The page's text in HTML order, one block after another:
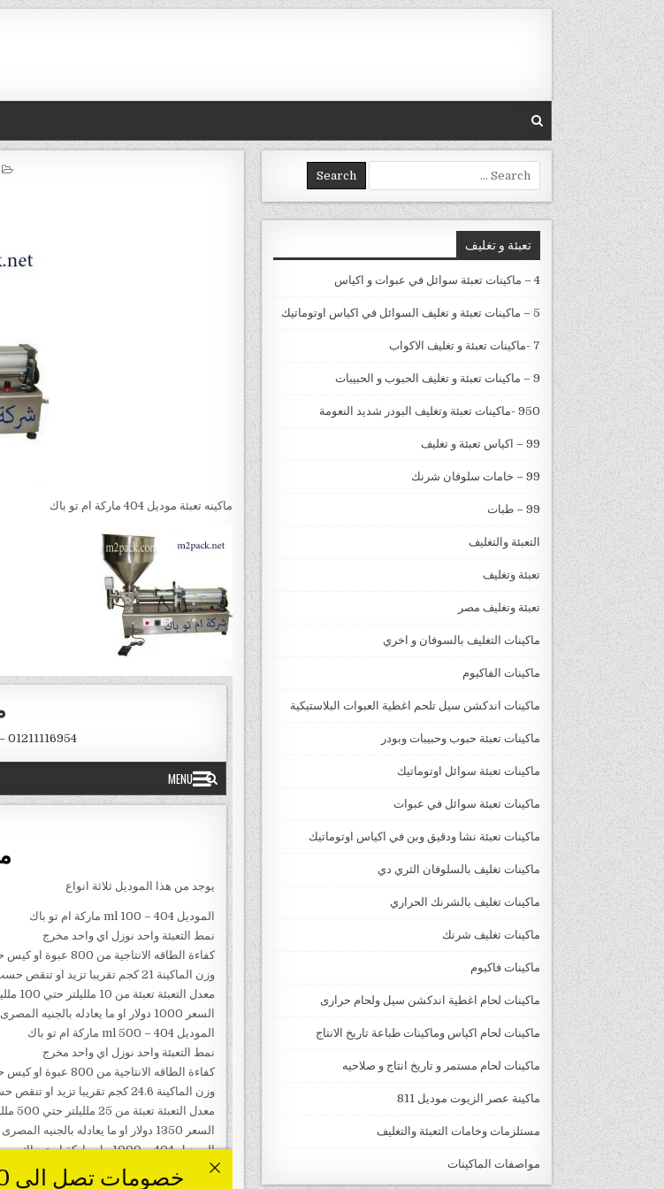
Skip to content
ماكينه تعبئة موديل 404 ماركة ام تو باك
Search for:
تعبئة و تغليف
4 – ماكينات تعبئة سوائل في عبوات و اكياس
5 – ماكينات تعبئة و تغليف السوائل في اكياس اوتوماتيك
7 -ماكينات تعبئة و تغليف الاكواب
9 – ماكينات تعبئة و تغليف الحبوب و الحبيبات
950 -ماكينات تعبئة وتغليف البودر شديد النعومة
99 – اكياس تعبئة و تغليف
99 – خامات سلوفان شرنك
99 – طبات
التعبئة والتغليف
تعبئة وتغليف
تعبئة وتغليف مصر
ماكينات التغليف بالسوفان و اخري
ماكينات الفاكيوم
ماكينات اندكشن سيل تلحم اغطية العبوات البلاستيكية
ماكينات تعبئة حبوب وحبيبات وبودر
ماكينات تعبئة سوائل اوتوماتيك
ماكينات تعبئة سوائل في عبوات
ماكينات تعبئة نشا ودقيق وبن في اكياس اوتوماتيك
ماكينات تغليف بالسلوفان الثري دي
ماكينات تغليف بالشرنك الحراري
ماكينات تغليف شرنك
ماكينات فاكيوم
ماكينات لحام اغطية اندكشن سيل ولحام حرارى
ماكينات لحام اكياس وماكينات طباعة تاريخ الانتاج
ماكينات لحام مستمر و تاريخ انتاج و صلاحيه
ماكينة عصر الزيوت موديل 811
مستلزمات وخامات التعبئة والتغليف
مواصفات الماكينات